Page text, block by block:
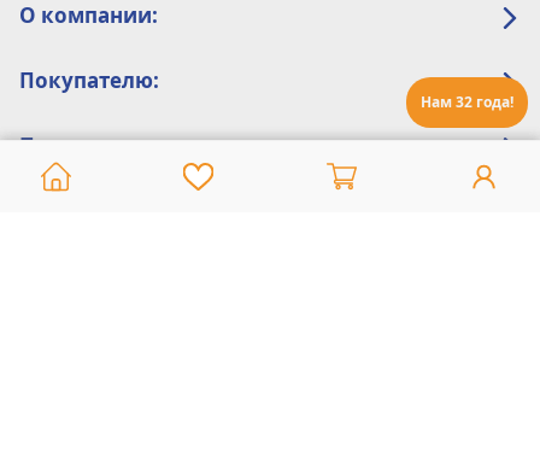
Нам 32 года!
О компании:
Покупателю:
Помощь: